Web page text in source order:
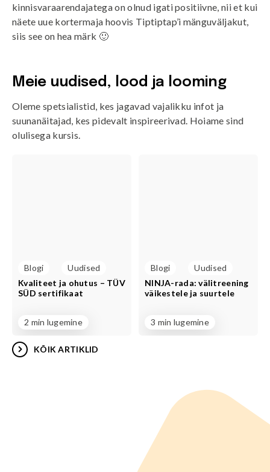
kinnisvaraarendajatega on olnud igati positiivne, nii et kui
näete uue kortermaja hoovis Tiptiptap’i mänguväljakut,
siis see on hea märk 🙂
Meie uudised, lood ja looming
Oleme spetsialistid, kes jagavad vajalikku infot ja
suunanäitajad, kes pidevalt inspireerivad. Hoiame sind
olulisega kursis.
Blogi
Uudised
Kvaliteet ja ohutus – TÜV
SÜD sertifikaat
2 min lugemine
Blogi
Uudised
NINJA-rada: välitreening
väikestele ja suurtele
3 min lugemine
KÕIK ARTIKLID